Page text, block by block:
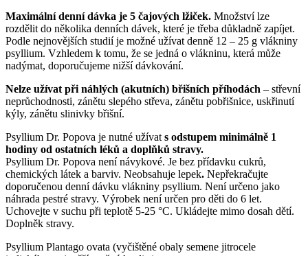
Maximální denní dávka je 5 čajových lžiček. Množství lze
rozdělit do několika denních dávek, které je třeba důkladně zapíjet.
Podle nejnovějších studií je možné užívat denně 12 – 25 g vlákniny
psyllium. Vzhledem k tomu, že se jedná o vlákninu, která může
nadýmat, doporučujeme nižší dávkování.
Nelze užívat při náhlých (akutních) břišních příhodách – střevní
neprůchodnosti, zánětu slepého střeva, zánětu pobřišnice, uskřinutí
kýly, zánětu slinivky břišní.
Psyllium Dr. Popova je nutné užívats odstupem minimálně 1
hodiny od ostatních léků a doplňků stravy.
Psyllium Dr. Popova není návykové. Je bez přídavku cukrů,
chemických látek a barviv. Neobsahuje lepek. Nepřekračujte
doporučenou denní dávku vlákniny psyllium. Není určeno jako
náhrada pestré stravy. Výrobek není určen pro děti do 6 let.
Uchovejte v suchu při teplotě 5-25 °C. Ukládejte mimo dosah dětí.
Doplněk stravy.
Psyllium Plantago ovata (vyčištěné obaly semene jitrocele